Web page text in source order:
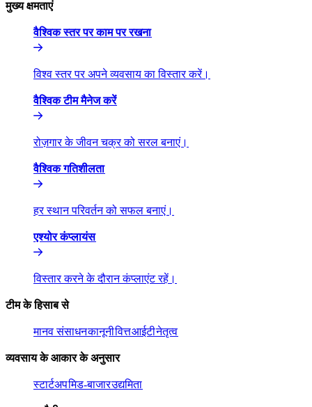
मुख्य क्षमताएं​​
वैश्विक स्तर पर काम पर रखना​​
विश्व स्तर पर अपने व्यवसाय का विस्तार करें।​​
वैश्विक टीम मैनेज करें​​
रोज़गार के जीवन चक्र को सरल बनाएं।​​
वैश्विक गतिशीलता​​
हर स्थान परिवर्तन को सफल बनाएं।​​
एश्योर कंप्लायंस​​
विस्तार करने के दौरान कंप्लाएंट रहें।​​
टीम के हिसाब से​​
मानव संसाधन​​कानूनी​​वित्त​​आईटी​​नेतृत्व​​
व्यवसाय के आकार के अनुसार​​
स्टार्टअप​​मिड-बाजार​​उद्यमिता​​